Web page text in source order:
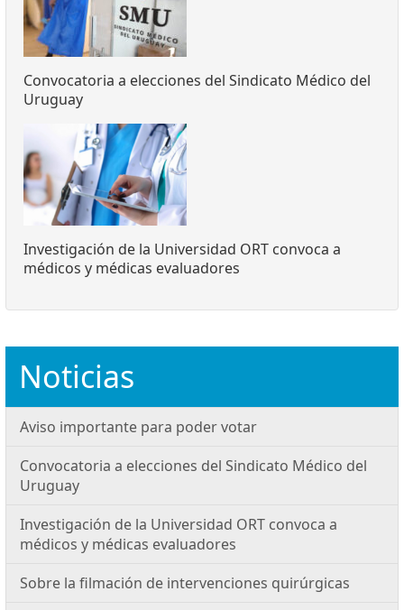
Convocatoria a elecciones del Sindicato Médico del
Uruguay
Investigación de la Universidad ORT convoca a
médicos y médicas evaluadores
Noticias
Aviso importante para poder votar
Convocatoria a elecciones del Sindicato Médico del
Uruguay
Investigación de la Universidad ORT convoca a
médicos y médicas evaluadores
Sobre la filmación de intervenciones quirúrgicas